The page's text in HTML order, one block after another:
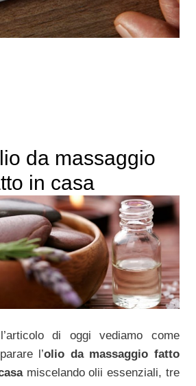
da massaggio
in casa
di oggi vediamo come
l’olio da massaggio fatto
miscelando olii essenziali, tre